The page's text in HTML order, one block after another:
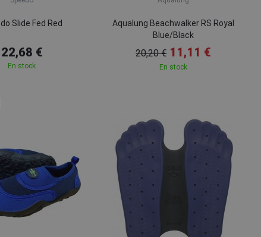
Slide Fed Red
22,68 €
En stock
Aqualung Beachwalker RS Royal
Blue/Black
20,20 € 11,11 €
En stock